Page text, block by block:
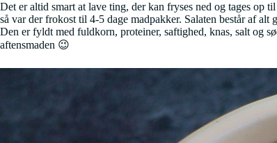
Det er altid smart at lave ting, der kan fryses ned og tages op
så var der frokost til 4-5 dage madpakker. Salaten består af
Den er fyldt med fuldkorn, proteiner, saftighed, knas, salt og
aftensmaden 😉